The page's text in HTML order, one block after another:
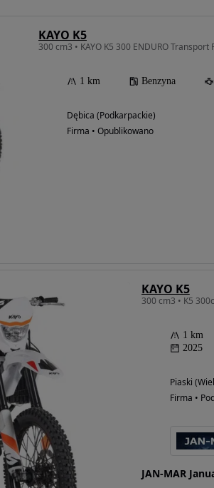
KAYO K5
300 cm3 • KAYO K5 300 ENDURO
1 km Benzyna
Dębica (Podkarpackie)
Firma • Opublikowano
KAYO K5
300 cm3 • K5
1 km
2025
Piaski
Firma •
JAN-MAR